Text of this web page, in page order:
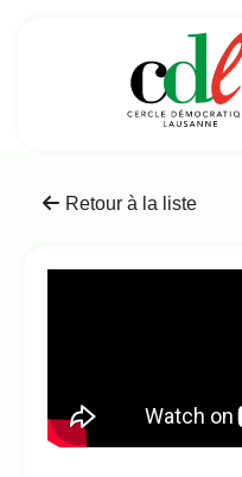
Retour à la liste